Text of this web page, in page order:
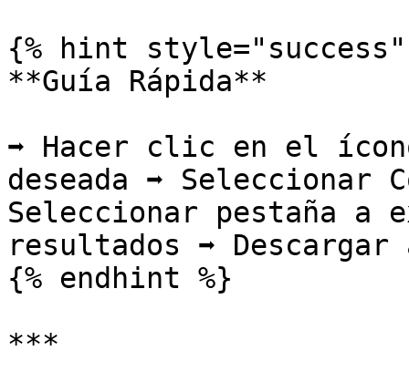
{% hint style="success"
**Guía Rápida**
➡️ Hacer clic en el
deseada ➡️ Seleccionar
Seleccionar pestaña a
resultados ➡️
{% endhint %}
***